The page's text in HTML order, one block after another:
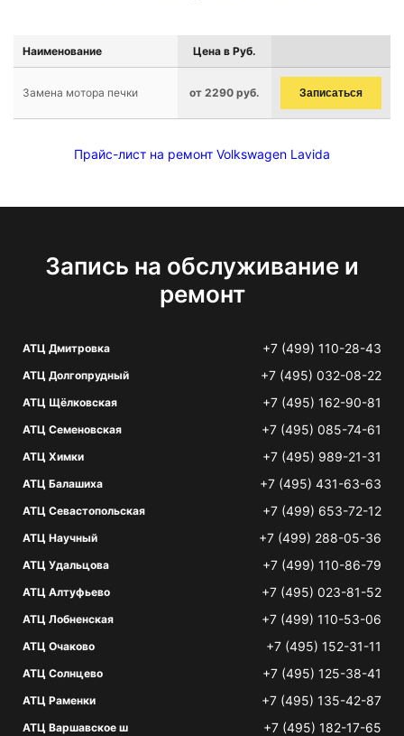
Наименование Цена в Руб.
Замена мотора печки от 2290 руб. Записаться
Прайс-лист на ремонт Volkswagen Lavida
Запись на обслуживание и
ремонт
АТЦ Дмитровка +7 (499) 110-28-43
АТЦ Долгопрудный +7 (495) 032-08-22
АТЦ Щёлковская +7 (495) 162-90-81
АТЦ Семеновская +7 (495) 085-74-61
АТЦ Химки +7 (495) 989-21-31
АТЦ Балашиха +7 (495) 431-63-63
АТЦ Севастопольская +7 (499) 653-72-12
АТЦ Научный +7 (499) 288-05-36
АТЦ Удальцова +7 (499) 110-86-79
АТЦ Алтуфьево +7 (495) 023-81-52
АТЦ Лобненская +7 (499) 110-53-06
АТЦ Очаково +7 (495) 152-31-11
АТЦ Солнцево +7 (495) 125-38-41
АТЦ Раменки +7 (495) 135-42-87
АТЦ Варшавское ш +7 (495) 182-17-65